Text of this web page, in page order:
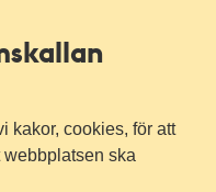
kakor, cookies, för att
ska